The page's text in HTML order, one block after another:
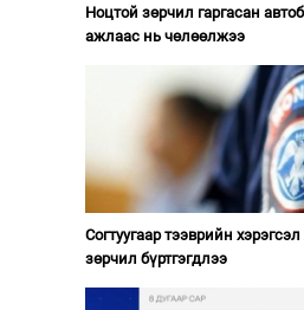
Ноцтой зөрчил гаргасан
ажлаас нь чөлөөлжээ
Согтуугаар тээврийн
зөрчил бүртгэгдлээ